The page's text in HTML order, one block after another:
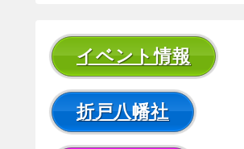
イベント情報
折戸八幡社